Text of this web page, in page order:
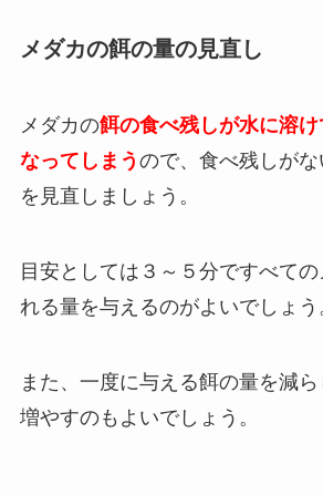
メダカの餌の量の見直し
メダカの餌の食べ残しが水に溶
なってしまう ので、食べ残しが
を見直しましょう。
目安としては３～５分ですべて
れる量を与えるのがよいでしょう
また、一度に与える餌の量を減
増やすのもよいでしょう。